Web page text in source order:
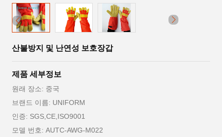
산불방지 및 난연성 보호장갑
제품 세부정보
원래 장소: 중국
브랜드 이름: UNIFORM
인증: SGS,CE,ISO9001
모델 번호: AUTC-AWG-M022